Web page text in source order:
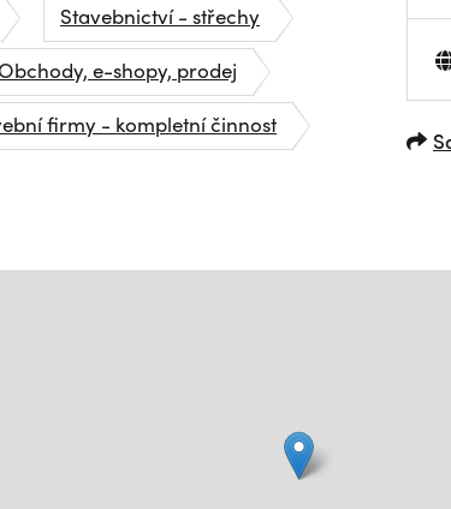
Stavebnictví - střechy
Obchody, e-shopy, prodej
firmy - kompletní činnost